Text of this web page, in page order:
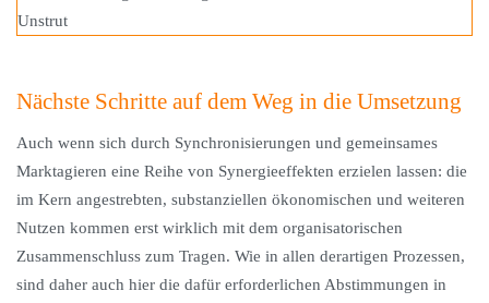
Nächste Schritte auf dem Weg in die Umsetzung
Auch wenn sich durch Synchronisierungen und gemeinsames
Marktagieren eine Reihe von Synergieeffekten erzielen lassen: die
im Kern angestrebten, substanziellen ökonomischen und weiteren
Nutzen kommen erst wirklich mit dem organisatorischen
Zusammenschluss zum Tragen. Wie in allen derartigen Prozessen,
sind daher auch hier die dafür erforderlichen Abstimmungen in